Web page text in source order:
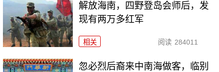
解放海南，四野登岛会师后，发
现有两万多红军
相关 阅读 284011
忽必烈后裔来中南海做客，临别